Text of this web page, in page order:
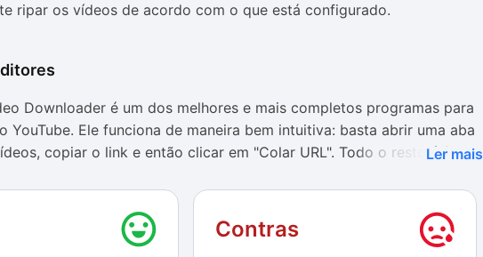
ripar os vídeos de acordo com o que está configurado.
Downloader é um dos melhores e mais completos programas para
YouTube. Ele funciona de maneira bem intuitiva: basta abrir uma aba
copiar o link e então clicar em "Colar URL". Todo o resto é feito
YouTube no navegador para baixar os vídeos usando este aplicativo,
Ler mais
Contras